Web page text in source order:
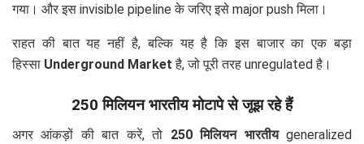
गया। और इस invisible pipeline के जरिए इसे major push मिला।
राहत की बात यह नहीं है, बल्कि यह है कि इस बाजार का एक बड़ा
हिस्सा Underground Market है, जो पूरी तरह unregulated है।
250 मिलियन भारतीय मोटापे से जूझ रहे हैं
अगर आंकड़ों की बात करें, तो 250 मिलियन भारतीयgeneralized